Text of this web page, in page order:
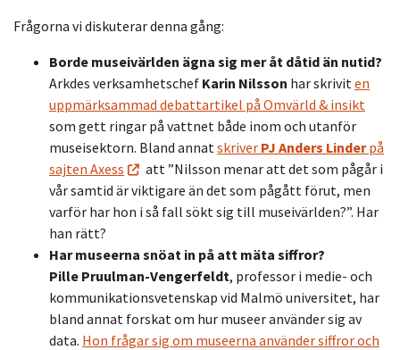
Frågorna vi diskuterar denna gång:
Borde museivärlden ägna sig mer åt dåtid än nutid?
Arkdes verksamhetschef Karin Nilsson har skrivit en
uppmärksammad debattartikel på Omvärld & insikt
som gett ringar på vattnet både inom och utanför
museisektorn. Bland annat skriver PJ Anders Linderpå
sajten Axess
att ”Nilsson menar att det som pågår i
vår samtid är viktigare än det som pågått förut, men
varför har hon i så fall sökt sig till museivärlden?”. Har
han rätt?
Har museerna snöat in på att mäta siffror?
Pille Pruulman-Vengerfeldt, professor i medie- och
kommunikationsvetenskap vid Malmö universitet, har
bland annat forskat om hur museer använder sig av
data. Hon frågar sig om museerna använder siffror och